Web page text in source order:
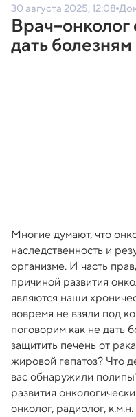
30 августа 2025, 12:08
Врач–онколог
дать
Многие думают, что
наследственность и
организме. И часть
причиной развития
являются наши
вовремя не взяли под
поговорим как не дать
защитить печень от
жировой гепатоз? Что
вас обнаружили
развития
онколог, радиолог,